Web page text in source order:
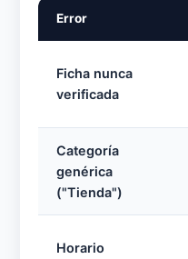
Error
Ficha nunca
verificada
Categoría
genérica
("Tienda")
Horario